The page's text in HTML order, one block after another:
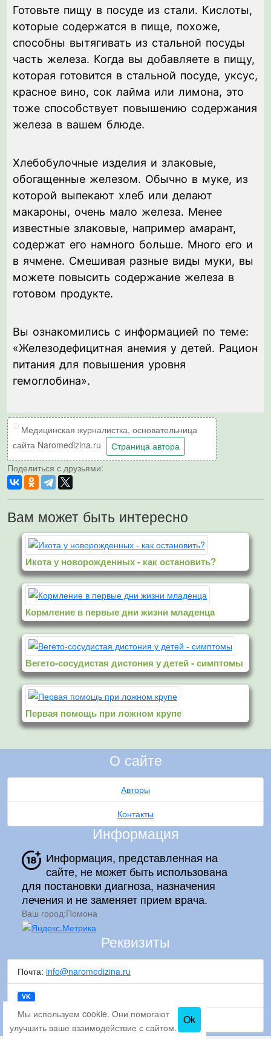
Готовьте пищу в посуде из стали. Кислоты,
которые содержатся в пище, похоже,
способны вытягивать из стальной посуды
часть железа. Когда вы добавляете в пищу,
которая готовится в стальной посуде, уксус,
красное вино, сок лайма или лимона, это
тоже способствует повышению содержания
железа в вашем блюде.
Хлебобулочные изделия и злаковые,
обогащенные железом. Обычно в муке, из
которой выпекают хлеб или делают
макароны, очень мало железа. Менее
известные злаковые, например амарант,
содержат его намного больше. Много его и
в ячмене. Смешивая разные виды муки, вы
можете повысить содержание железа в
готовом продукте.
Вы ознакомились с информацией по теме:
«Железодефицитная анемия у детей. Рацион
питания для повышения уровня
гемоглобина».
Медицинская журналистка, основательница
сайта Naromedizina.ru
Страница автора
Поделиться с друзьями:
Вам может быть интересно
Икота у новорожденных - как остановить?
Кормление в первые дни жизни младенца
Вегето-сосудистая дистония у детей - симптомы
Первая помощь при ложном крупе
О сайте
Авторы
Контакты
Информация
Информация, представленная на
сайте, не может быть использована
для постановки диагноза, назначения
лечения и не заменяет прием врача.
Ваш город:Помона
Реквизиты
Почта: info@naromedizina.ru
VK
Copyright © 2016-2026 О медицине и здоровье
Ok
Мы используем cookie. Они помогают
улучшить ваше взаимодействие с сайтом.